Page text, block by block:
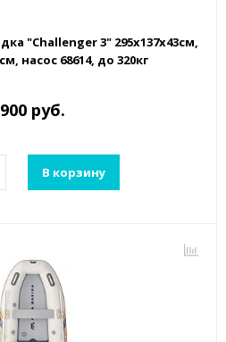
"Challenger 3" 295х137х43см,
насос 68614, до 320кг
руб.
В корзину